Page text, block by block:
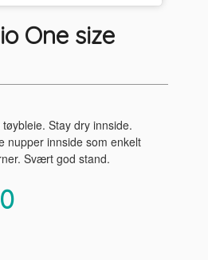
One size
Stay dry innside.
nupper innside som enkelt
Svært god stand.